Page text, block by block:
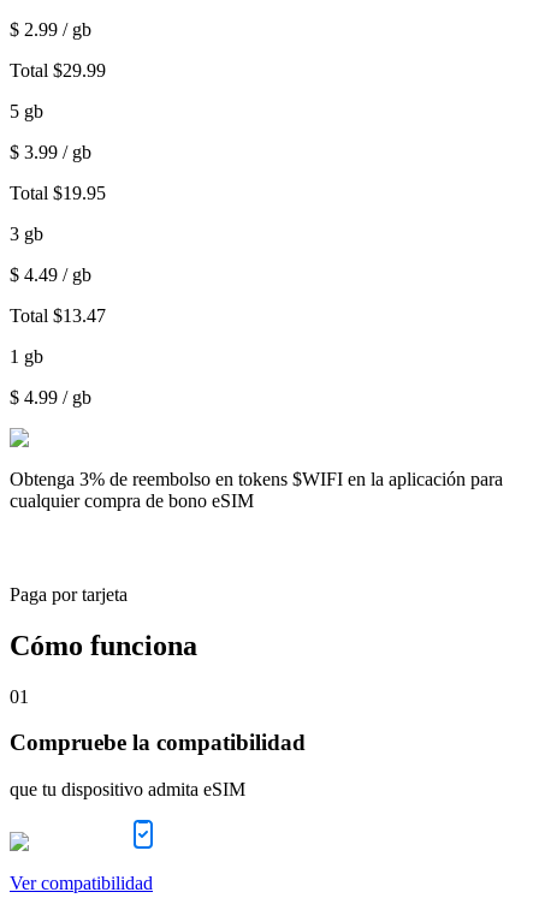
$ 2.99 / gb
Total $29.99
5 gb
$ 3.99 / gb
Total $19.95
3 gb
$ 4.49 / gb
Total $13.47
1 gb
$ 4.99 / gb
Obtenga 3% de reembolso en tokens $WIFI en la aplicación para
cualquier compra de bono eSIM
Paga por tarjeta
Cómo funciona
01
Compruebe la compatibilidad
que tu dispositivo admita eSIM
Ver compatibilidad